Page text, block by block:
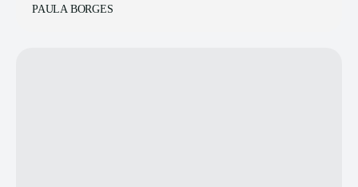
PAULA BORGES